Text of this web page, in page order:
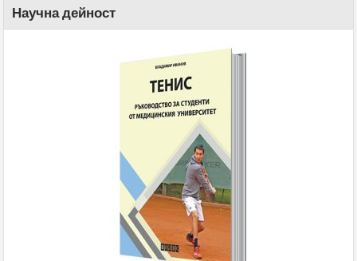
Научна дейност